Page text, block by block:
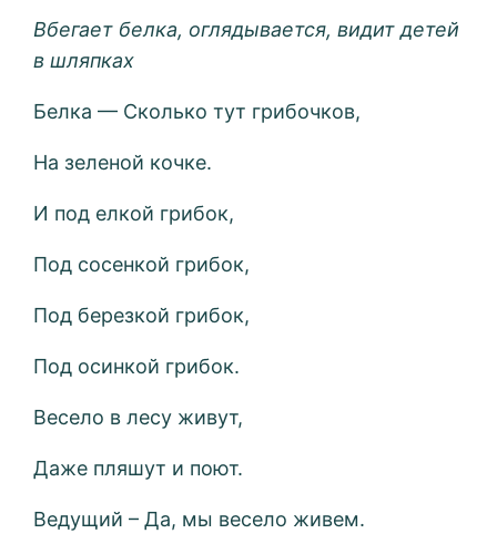
Вбегает белка, оглядывается, видит детей
в шляпках
Белка — Сколько тут грибочков,
На зеленой кочке.
И под елкой грибок,
Под сосенкой грибок,
Под березкой грибок,
Под осинкой грибок.
Весело в лесу живут,
Даже пляшут и поют.
Ведущий – Да, мы весело живем.